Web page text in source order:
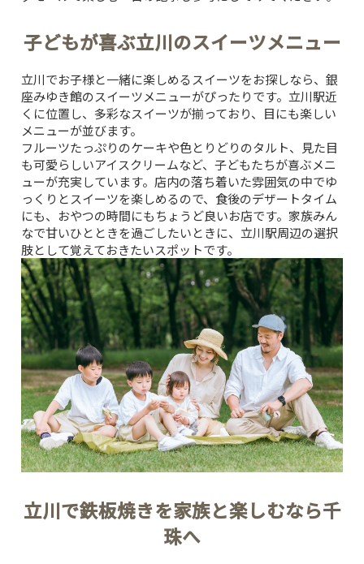
子どもが喜ぶ立川のスイーツメニュー
立川でお子様と一緒に楽しめるスイーツをお探しなら、 銀
座みゆき館のスイーツメニューがぴったりです。立川駅近
くに位置し、多彩なスイーツが揃っており、目にも楽しい
メニューが並びます。
フルーツたっぷりのケーキや色とりどりのタルト、見た目
も可愛らしいアイスクリームなど、子どもたちが喜ぶメニ
ューが充実しています。店内の落ち着いた雰囲気の中でゆ
っくりとスイーツを楽しめるので、食後のデザートタイム
にも、おやつの時間にもちょうど良いお店です。家族みん
なで甘いひとときを過ごしたいときに、立川駅周辺の選択
肢として覚えておきたいスポットです。
立川で鉄板焼きを家族と楽しむなら千
珠へ